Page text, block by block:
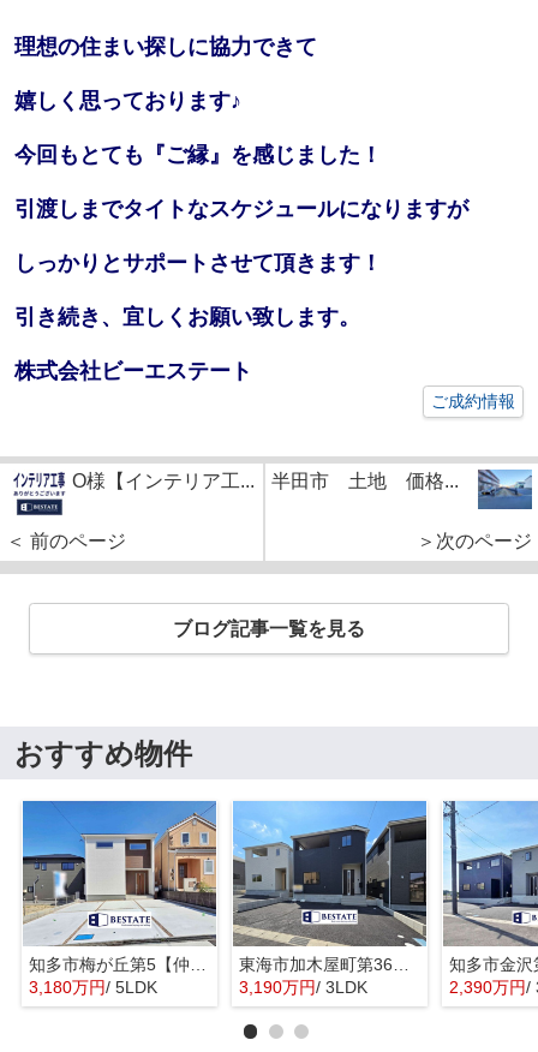
理想の住まい探しに協力できて
嬉しく思っております♪
今回もとても『ご縁』を感じました！
引渡しまでタイトなスケジュールになりますが
しっかりとサポートさせて頂きます！
引き続き、宜しくお願い致します。
株式会社ビーエステート
ご成約情報
O様【インテリア工...
＜ 前のページ
半田市 土地 価格...
＞次のページ
ブログ記事一覧を見る
おすすめ物件
3,180万円/ 5LDK
3,190万円/ 3LDK 2,390万円/